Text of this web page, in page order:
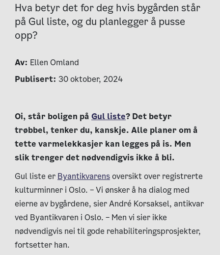
Hva betyr det for deg hvis bygården står
på Gul liste, og du planlegger å pusse
opp?
Av: Ellen Omland
Publisert: 30 oktober, 2024
Oi, står boligen på Gul liste? Det betyr
trøbbel, tenker du, kanskje. Alle planer om å
tette varmelekkasjer kan legges på is. Men
slik trenger det nødvendigvis ikke å bli.
Gul liste er Byantikvarensoversikt over registrerte
kulturminner i Oslo. – Vi ønsker å ha dialog med
eierne av bygårdene, sier André Korsaksel, antikvar
ved Byantikvaren i Oslo. – Men vi sier ikke
nødvendigvis nei til gode rehabiliteringsprosjekter,
fortsetter han.